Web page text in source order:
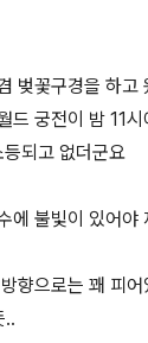
벚꽃구경을 하고
드 궁전이 밤 11
되고 없더군요
에 불빛이 있어야
향으로는 꽤 피
..